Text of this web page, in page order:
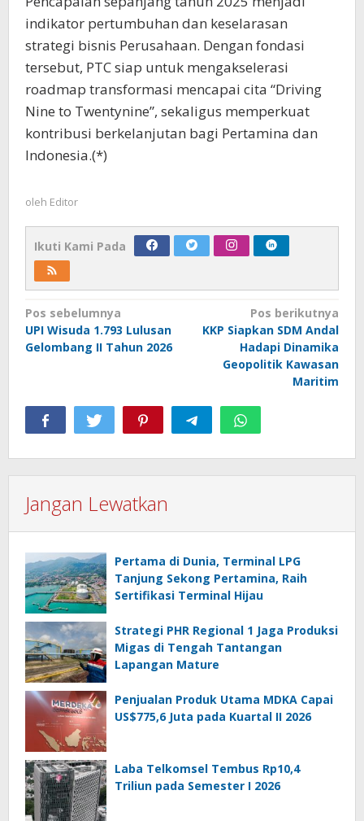
indikator pertumbuhan dan keselarasan
strategi bisnis Perusahaan. Dengan fondasi
tersebut, PTC siap untuk mengakselerasi
roadmap transformasi mencapai cita “Driving
Nine to Twentynine”, sekaligus memperkuat
kontribusi berkelanjutan bagi Pertamina dan
Indonesia.(*)
oleh Editor
Ikuti Kami Pada
Navigasi
pos
Pos sebelumnya
UPI Wisuda 1.793 Lulusan
Gelombang II Tahun 2026
Pos berikutnya
KKP Siapkan SDM Andal
Hadapi Dinamika
Geopolitik Kawasan
Maritim
Jangan Lewatkan
Pertama di Dunia, Terminal LPG
Tanjung Sekong Pertamina, Raih
Sertifikasi Terminal Hijau
Strategi PHR Regional 1 Jaga Produksi
Migas di Tengah Tantangan
Lapangan Mature
Penjualan Produk Utama MDKA Capai
US$775,6 Juta pada Kuartal II 2026
Laba Telkomsel Tembus Rp10,4
Triliun pada Semester I 2026